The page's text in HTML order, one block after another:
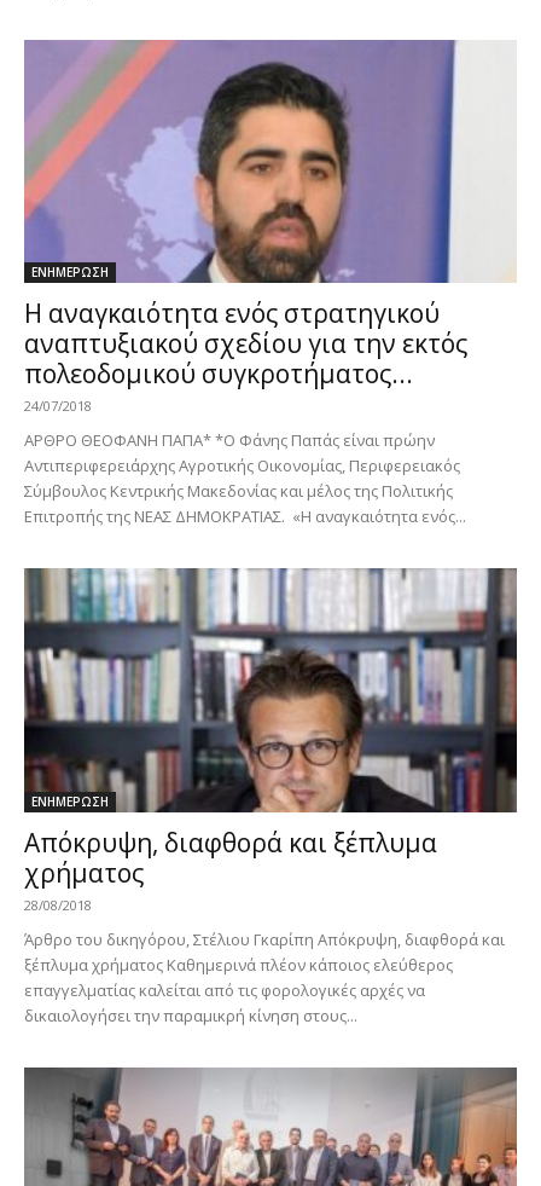
ΕΝΗΜΕΡΩΣΗ
Η αναγκαιότητα ενός στρατηγικού
αναπτυξιακού σχεδίου για την εκτός
πολεοδομικού συγκροτήματος...
24/07/2018
ΑΡΘΡΟ ΘΕΟΦΑΝΗ ΠΑΠΑ* *Ο Φάνης Παπάς είναι πρώην
Αντιπεριφερειάρχης Αγροτικής Οικονομίας, Περιφερειακός
Σύμβουλος Κεντρικής Μακεδονίας και μέλος της Πολιτικής
Επιτροπής της ΝΕΑΣ ΔΗΜΟΚΡΑΤΙΑΣ. «Η αναγκαιότητα ενός...
ΕΝΗΜΕΡΩΣΗ
Απόκρυψη, διαφθορά και ξέπλυμα
χρήματος
28/08/2018
Άρθρο του δικηγόρου, Στέλιου Γκαρίπη Απόκρυψη, διαφθορά και
ξέπλυμα χρήματος Καθημερινά πλέον κάποιος ελεύθερος
επαγγελματίας καλείται από τις φορολογικές αρχές να
δικαιολογήσει την παραμικρή κίνηση στους...